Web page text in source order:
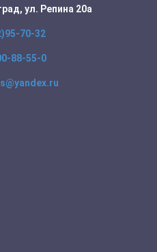
ул. Репина 20а
70-32
88-55-0